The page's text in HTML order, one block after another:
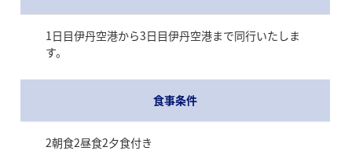
1日目伊丹空港から3日目伊丹空港まで同行いたしま
す。
食事条件
2朝食2昼食2夕食付き